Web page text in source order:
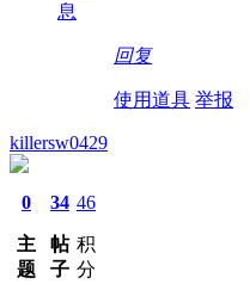
息
回复
使用道具 举报
killersw0429
0
主
题
34
帖
子
46
积
分